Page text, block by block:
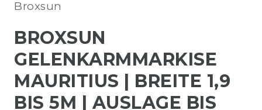
Broxsun
BROXSUN
GELENKARMMARKISE
MAURITIUS | BREITE 1,9
BIS 5M | AUSLAGE BIS